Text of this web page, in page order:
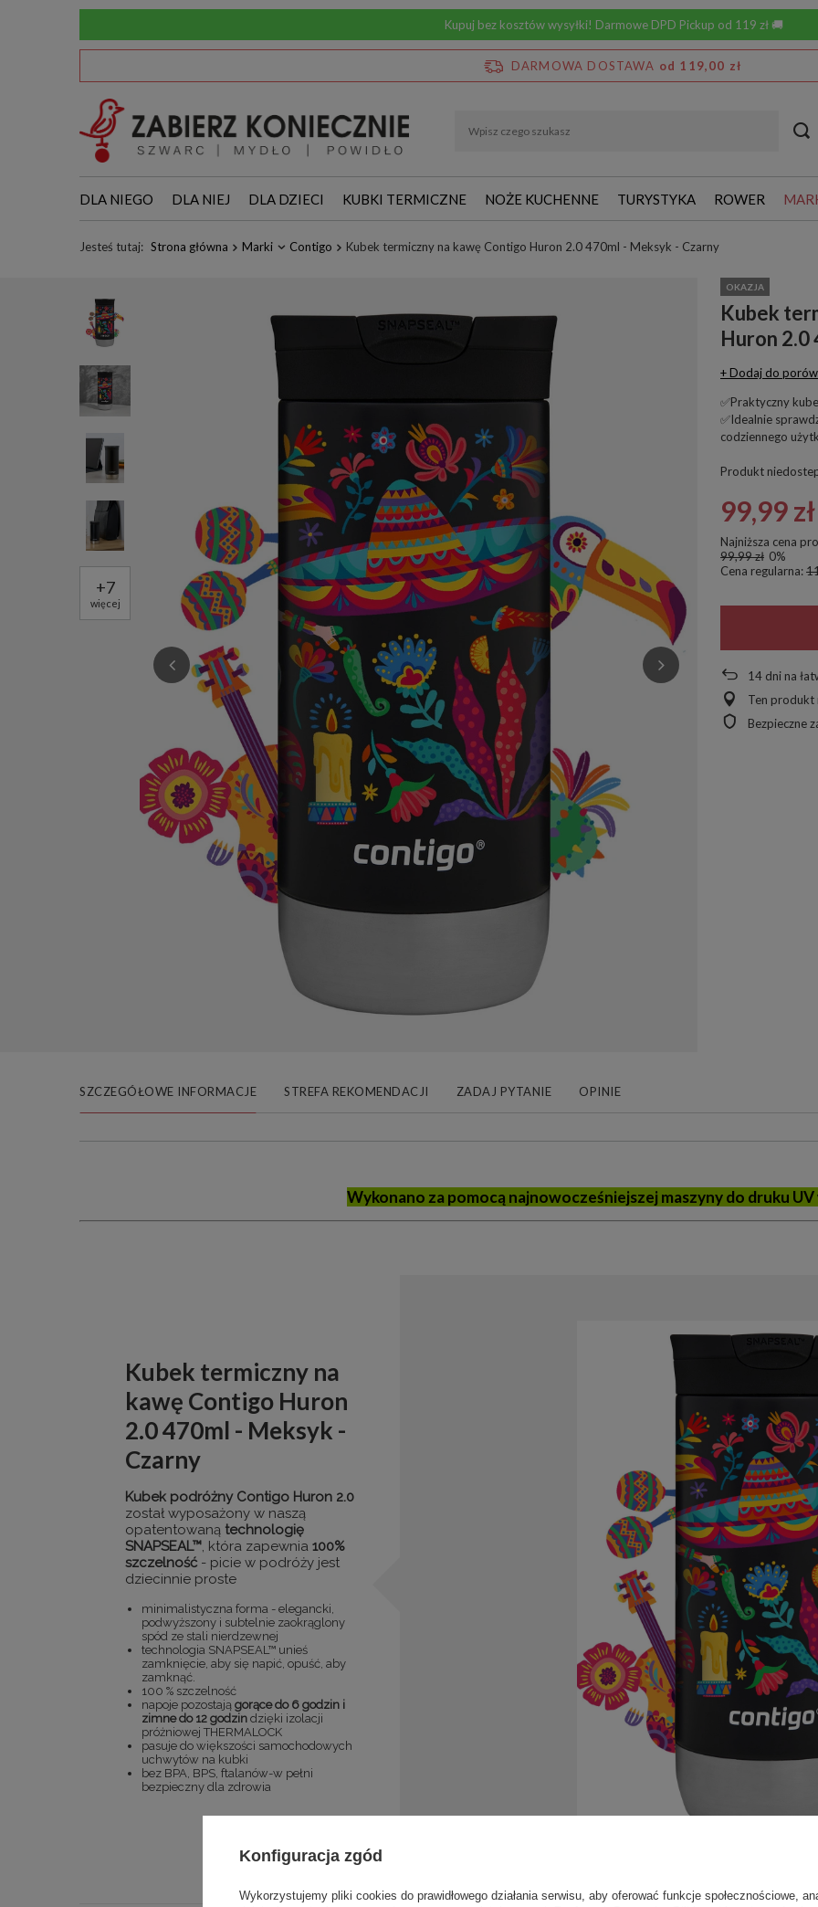
Kupuj bez kosztów wysyłki! Darmowe DPD Pickup od 119 zł 🚚
DARMOWA DOSTAWA od 119,00 zł
DLA NIEGO DLA NIEJ DLA DZIECI KUBKI TERMICZNE NOŻE KUCHENNE TURYSTYKA ROWER
Jesteś tutaj: Strona główna Marki Contigo Kubek termiczny na kawę Contigo Huron 2.0 470ml - Meksyk - Czarny
+7
więcej
OKAZJA
Kubek
Huron 2.0
+ Dodaj do
✅Praktyczny
✅Idealnie
codziennego
Produkt
99,99 zł
Najniższa cena
99,99 zł 0%
Cena regularna:
14 dni na
Ten produkt
Bezpieczne
SZCZEGÓŁOWE INFORMACJE STREFA REKOMENDACJI ZADAJ PYTANIE OPINIE
Wykonano za pomocą najnowocześniejszej maszyny do druku UV
Kubek termiczny na
kawę Contigo Huron
2.0 470ml - Meksyk -
Czarny
Kubek podróżny Contigo Huron 2.0
został wyposażony w naszą
opatentowaną technologię
SNAPSEAL™, która zapewnia 100%
szczelność - picie w podróży jest
dziecinnie proste
minimalistyczna forma - elegancki,
podwyższony i subtelnie zaokrąglony
spód ze stali nierdzewnej
technologia SNAPSEAL™ unieś
zamknięcie, aby się napić, opuść, aby
zamknąć.
100 % szczelność
napoje pozostają gorące do 6 godzin i
zimne do 12 godzin dzięki izolacji
próżniowej THERMALOCK
pasuje do większości samochodowych
uchwytów na kubki
bez BPA, BPS, ftalanów-w pełni
bezpieczny dla zdrowia
Konfiguracja zgód
Wykorzystujemy pliki cookies do prawidłowego działania serwisu, aby oferować funkcje społecznościowe,